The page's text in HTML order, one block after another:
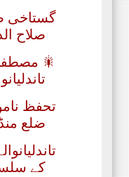
گستاخی
صلاح
🎇
تحفظ
ضلع
کے